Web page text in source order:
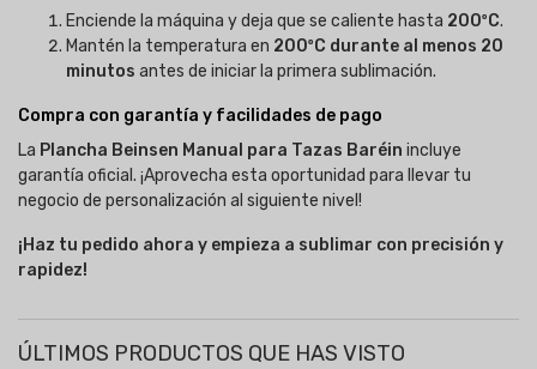
Enciende la máquina y deja que se caliente hasta 200ºC.
Mantén la temperatura en 200ºC durante al menos 20
minutos antes de iniciar la primera sublimación.
Compra con garantía y facilidades de pago
La Plancha Beinsen Manual para Tazas Baréin incluye
garantía oficial. ¡Aprovecha esta oportunidad para llevar tu
negocio de personalización al siguiente nivel!
¡Haz tu pedido ahora y empieza a sublimar con precisión y
rapidez!
ÚLTIMOS PRODUCTOS QUE HAS VISTO